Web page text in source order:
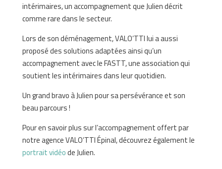
intérimaires, un accompagnement que Julien décrit
comme rare dans le secteur.
Lors de son déménagement, VALO’TTI lui a aussi
proposé des solutions adaptées ainsi qu’un
accompagnement avec le FASTT, une association qui
soutient les intérimaires dans leur quotidien.
Un grand bravo à Julien pour sa persévérance et son
beau parcours !
Pour en savoir plus sur l’accompagnement offert par
notre agence VALO’TTI Épinal, découvrez également le
portrait vidéode Julien.